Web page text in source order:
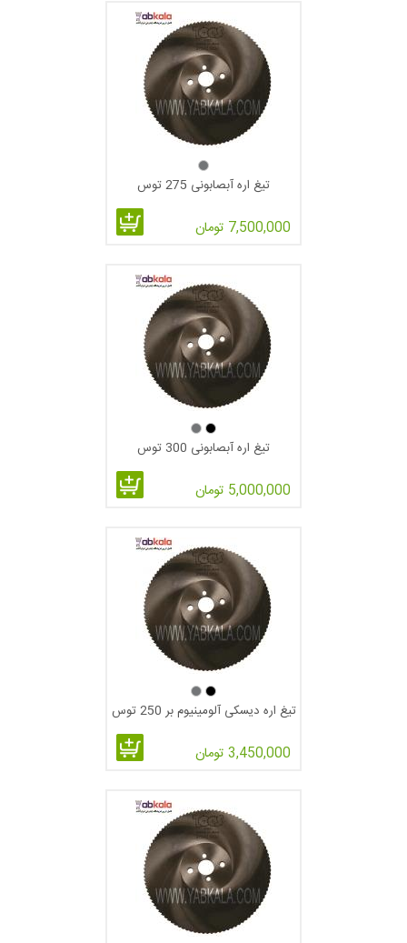
فرمایید ازین دندانه برای برش فلز برنج و یا شیار انداختن در تیغه های
فرز استفاده میگردد . در این تیپ دنده ها به صورت یک در میان پخ
همانطور که در شکل زیر مشاهده می فرمایید
فرم دندانه BW:رایج ترین تیپ دنده که برای برش انواع لوله و
پروفیل های فولادی یا غیر آهنی استفاده می گردد.در این تیپ از دنده
همانطور که در شکل زیر مشاهده می فرمایید
تیپ از دندانه به نام تیپ C نیز شناخته می شود.از این دنده بشتر برای
برش مقاطع توپر و توخالی با ضخامت بالا استفاده می شود.همچنین
برای برش مقاطع آلومینیومی از این تیپ بیشتر استفاده می شود.
تیغ اره آبصابونی 275 توس
7,500,000 تومان
تیغ اره آبصابونی 300 توس
5,000,000 تومان
تیغ اره دیسکی آلومینیوم بر 250 توس
3,450,000 تومان